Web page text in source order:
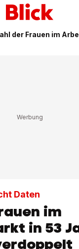
der Frauen im
Daten
im
in 53